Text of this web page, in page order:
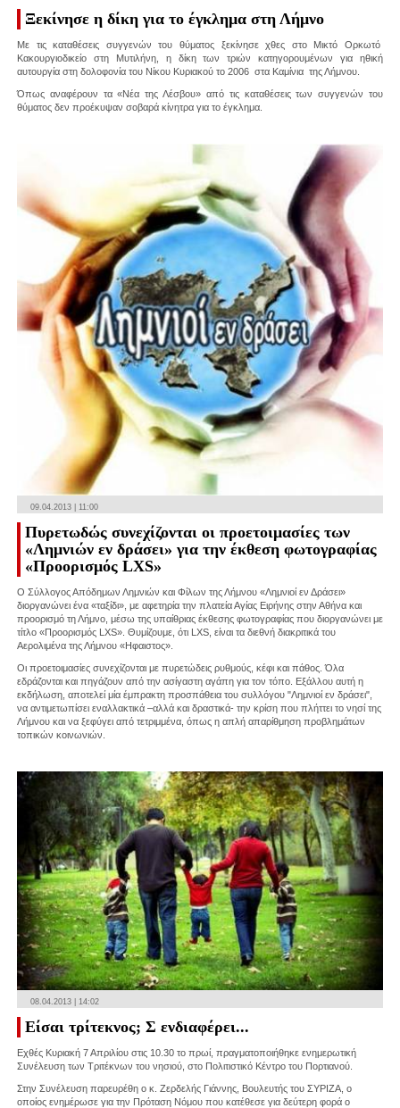
Ξεκίνησε η δίκη για το έγκλημα στη Λήμνο
Με τις καταθέσεις συγγενών του θύματος ξεκίνησε χθες στο Μικτό Ορκωτό
Κακουργιοδικείο στη Μυτιλήνη, η δίκη των τριών κατηγορουμένων για ηθική
αυτουργία στη δολοφονία του Νίκου Κυριακού το 2006 στα Καμίνια της Λήμνου.
Όπως αναφέρουν τα «Νέα της Λέσβου» από τις καταθέσεις των συγγενών του
θύματος δεν προέκυψαν σοβαρά κίνητρα για το έγκλημα.
09.04.2013 | 11:00
Πυρετωδώς συνεχίζονται οι προετοιμασίες των
«Λημνιών εν δράσει» για την έκθεση φωτογραφίας
«Προορισμός LXS»
O Σύλλογος Απόδημων Λημνιών και Φίλων της Λήμνου «Λημνιοί εν Δράσει»
διοργανώνει ένα «ταξίδι», με αφετηρία την πλατεία Αγίας Ειρήνης στην Αθήνα και
προορισμό τη Λήμνο, μέσω της υπαίθριας έκθεσης φωτογραφίας που διοργανώνει με
τίτλο «Προορισμός LXS». Θυμίζουμε, ότι LXS, είναι τα διεθνή διακριτικά του
Αερολιμένα της Λήμνου «Ηφαιστος».
Οι προετοιμασίες συνεχίζονται με πυρετώδεις ρυθμούς, κέφι και πάθος. Όλα
εδράζονται και πηγάζουν από την ασίγαστη αγάπη για τον τόπο. Εξάλλου αυτή η
εκδήλωση, αποτελεί μία έμπρακτη προσπάθεια του συλλόγου "Λημνιοί εν δράσει",
να αντιμετωπίσει εναλλακτικά –αλλά και δραστικά- την κρίση που πλήττει το νησί της
Λήμνου και να ξεφύγει από τετριμμένα, όπως η απλή απαρίθμηση προβλημάτων
τοπικών κοινωνιών.
08.04.2013 | 14:02
Είσαι τρίτεκνος; Σ ενδιαφέρει...
Εχθές Κυριακή 7 Απριλίου στις 10.30 το πρωί, πραγματοποιήθηκε ενημερωτική
Συνέλευση των Τριτέκνων του νησιού, στο Πολιτιστικό Κέντρο του Πορτιανού.
Στην Συνέλευση παρευρέθη ο κ. Ζερδελής Γιάννης, Βουλευτής του ΣΥΡΙΖΑ, ο
οποίος ενημέρωσε για την Πρόταση Νόμου που κατέθεσε για δεύτερη φορά ο